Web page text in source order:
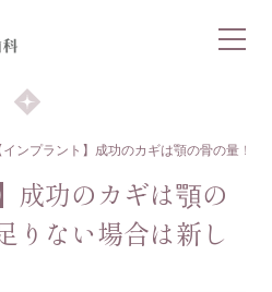
ム
インプラント】成功のカギは顎の骨の量！
成功のカギは顎の
りない場合は新し